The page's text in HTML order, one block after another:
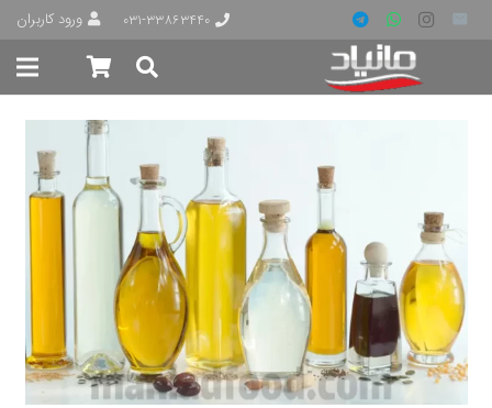
۰۳۱-۳۳۸۶۳۴۴۰ ورود کاربران